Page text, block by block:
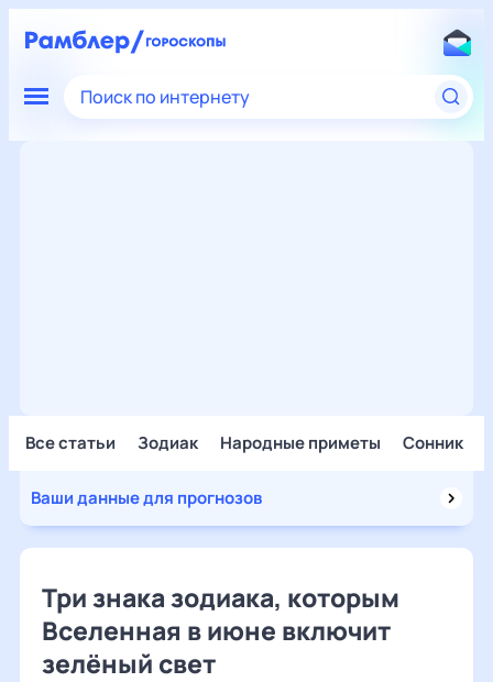
Поиск по интернету
Все статьи Зодиак Народные приметы Сонник
Ваши данные для прогнозов
Три знака зодиака, которым
Вселенная в июне включит
зелёный свет